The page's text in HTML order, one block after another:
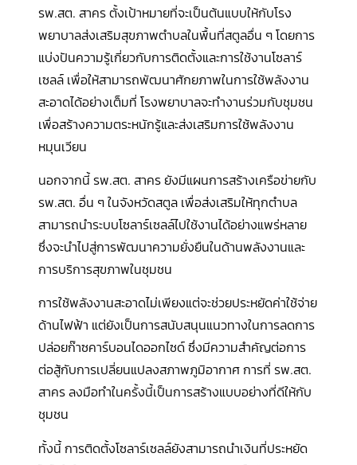
รพ.สต. สาคร ตั้งเป้าหมายที่จะเป็นต้นแบบให้กับโรง
พยาบาลส่งเสริมสุขภาพตำบลในพื้นที่สตูลอื่น ๆ โดยการ
แบ่งปันความรู้เกี่ยวกับการติดตั้งและการใช้งานโซลาร์
เซลล์ เพื่อให้สามารถพัฒนาศักยภาพในการใช้พลังงาน
สะอาดได้อย่างเต็มที่ โรงพยาบาลจะทำงานร่วมกับชุมชน
เพื่อสร้างความตระหนักรู้และส่งเสริมการใช้พลังงาน
หมุนเวียน
นอกจากนี้ รพ.สต. สาคร ยังมีแผนการสร้างเครือข่ายกับ
รพ.สต. อื่น ๆ ในจังหวัดสตูล เพื่อส่งเสริมให้ทุกตำบล
สามารถนำระบบโซลาร์เซลล์ไปใช้งานได้อย่างแพร่หลาย
ซึ่งจะนำไปสู่การพัฒนาความยั่งยืนในด้านพลังงานและ
การบริการสุขภาพในชุมชน
การใช้พลังงานสะอาดไม่เพียงแต่จะช่วยประหยัดค่าใช้จ่าย
ด้านไฟฟ้า แต่ยังเป็นการสนับสนุนแนวทางในการลดการ
ปล่อยก๊าซคาร์บอนไดออกไซด์ ซึ่งมีความสำคัญต่อการ
ต่อสู้กับการเปลี่ยนแปลงสภาพภูมิอากาศ การที่ รพ.สต.
สาคร ลงมือทำในครั้งนี้เป็นการสร้างแบบอย่างที่ดีให้กับ
ชุมชน
ทั้งนี้ การติดตั้งโซลาร์เซลล์ยังสามารถนำเงินที่ประหยัด